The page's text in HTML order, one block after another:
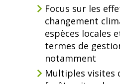
Focus sur les
changement
espèces locales
termes de
notamment
Multiples visites